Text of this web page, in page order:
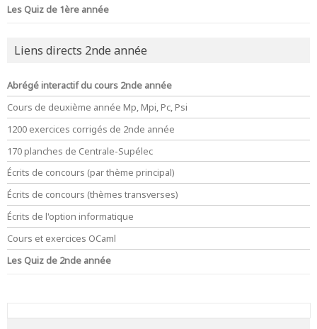
Les Quiz de 1ère année
Liens directs 2nde année
Abrégé interactif du cours 2nde année
Cours de deuxième année Mp, Mpi, Pc, Psi
1200 exercices corrigés de 2nde année
170 planches de Centrale-Supélec
Écrits de concours (par thème principal)
Écrits de concours (thèmes transverses)
Écrits de l'option informatique
Cours et exercices OCaml
Les Quiz de 2nde année